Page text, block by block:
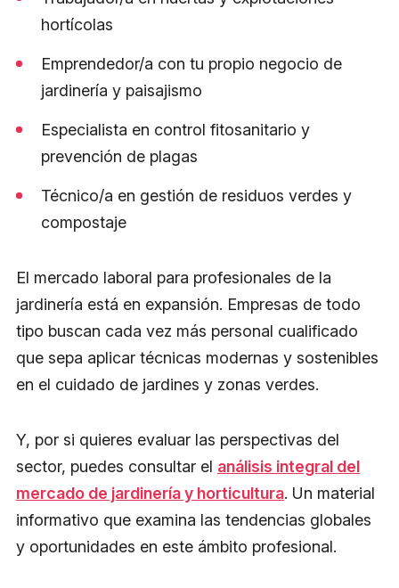
hortícolas
Emprendedor/a con tu propio negocio de
jardinería y paisajismo
Especialista en control fitosanitario y
prevención de plagas
Técnico/a en gestión de residuos verdes y
compostaje
El mercado laboral para profesionales de la
jardinería está en expansión. Empresas de todo
tipo buscan cada vez más personal cualificado
que sepa aplicar técnicas modernas y sostenibles
en el cuidado de jardines y zonas verdes.
Y, por si quieres evaluar las perspectivas del
sector, puedes consultar el análisis integral del
mercado de jardinería y horticultura. Un material
informativo que examina las tendencias globales
y oportunidades en este ámbito profesional.